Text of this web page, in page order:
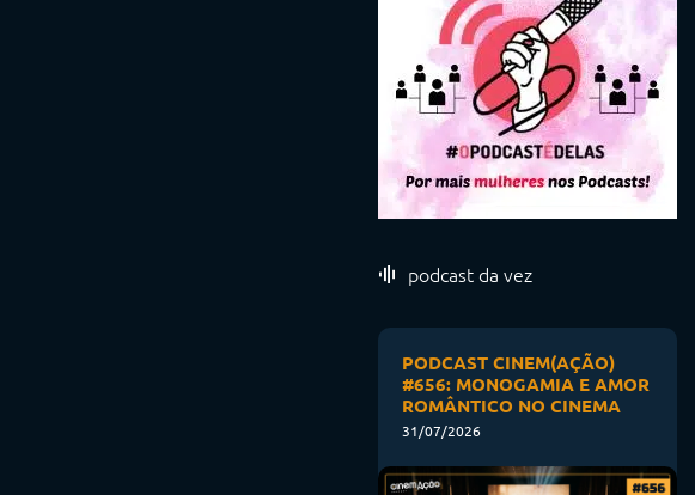
podcast da vez
PODCAST CINEM(AÇÃO)
#656: MONOGAMIA E AMOR
ROMÂNTICO NO CINEMA
31/07/2026